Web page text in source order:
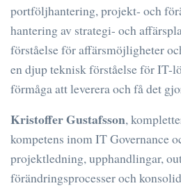
portföljhantering, projekt- och
hantering av strategi- och
förståelse för affärsmöjligheter
en djup teknisk förståelse för IT-
förmåga att leverera och få det
Kristoffer Gustafsson,
kompetens inom IT Governance
projektledning, upphandlingar,
förändringsprocesser och